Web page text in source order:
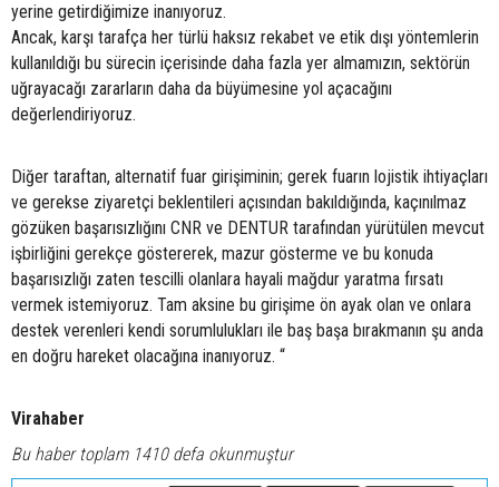
yerine getirdiğimize inanıyoruz.
Ancak, karşı tarafça her türlü haksız rekabet ve etik dışı yöntemlerin
kullanıldığı bu sürecin içerisinde daha fazla yer almamızın, sektörün
uğrayacağı zararların daha da büyümesine yol açacağını
değerlendiriyoruz.
Diğer taraftan, alternatif fuar girişiminin; gerek fuarın lojistik ihtiyaçları
ve gerekse ziyaretçi beklentileri açısından bakıldığında, kaçınılmaz
gözüken başarısızlığını CNR ve DENTUR tarafından yürütülen mevcut
işbirliğini gerekçe göstererek, mazur gösterme ve bu konuda
başarısızlığı zaten tescilli olanlara hayali mağdur yaratma fırsatı
vermek istemiyoruz. Tam aksine bu girişime ön ayak olan ve onlara
destek verenleri kendi sorumlulukları ile baş başa bırakmanın şu anda
en doğru hareket olacağına inanıyoruz. “
Virahaber
Bu haber toplam 1410 defa okunmuştur